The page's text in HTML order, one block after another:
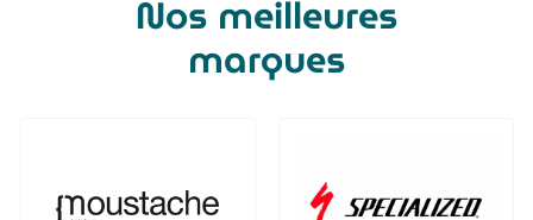
Nos meilleures
marques